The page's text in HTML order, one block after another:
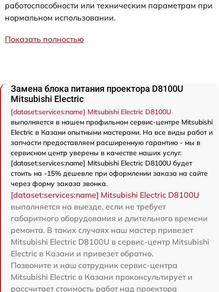
работоспособности или техническим параметрам при
нормальном использовании.
Показать полностью
Замена блока питания проектора D8100U
Mitsubishi Electric
[dataset:services:name] Mitsubishi Electric D8100U
выполняется в нашем профильном сервис-центре Mitsubishi
Electric в Казани опытными мастерами. На все виды работ и
запчасти предоставляем расширенную гарантию - мы в
сервисном центр уверены в качестве наших услуг.
[dataset:services:name] Mitsubishi Electric D8100U будет
стоить на -15% дешевле при оформлении заказа на сайте
через форму заказа звонка.
[dataset:services:name] Mitsubishi Electric D8100U
выполняется на выезде, если не требует
габаритного оборудования и длительного времени
ремонта. В таких случаях наш мастер привезет
Mitsubishi Electric D8100U в сервис-центр Mitsubishi
Electric в Казани и привезет обратно.
Позвоните и наш сотрудник сервис-центра
Mitsubishi Electric в Казани проконсультирует и
рассчитает стоимость работ над проектора